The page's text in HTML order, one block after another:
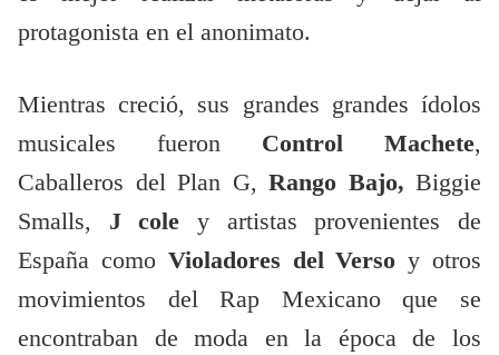
protagonista en el anonimato.
Mientras creció, sus grandes grandes ídolos
musicales fueron Control Machete,
Caballeros del Plan G, Rango Bajo, Biggie
Smalls, J cole y artistas provenientes de
España como Violadores del Versoy otros
movimientos del Rap Mexicano que se
encontraban de moda en la época de los